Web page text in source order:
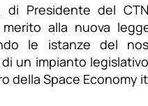
di Presidente del
alla nuova
le istanze del
un impianto
della Space Economy